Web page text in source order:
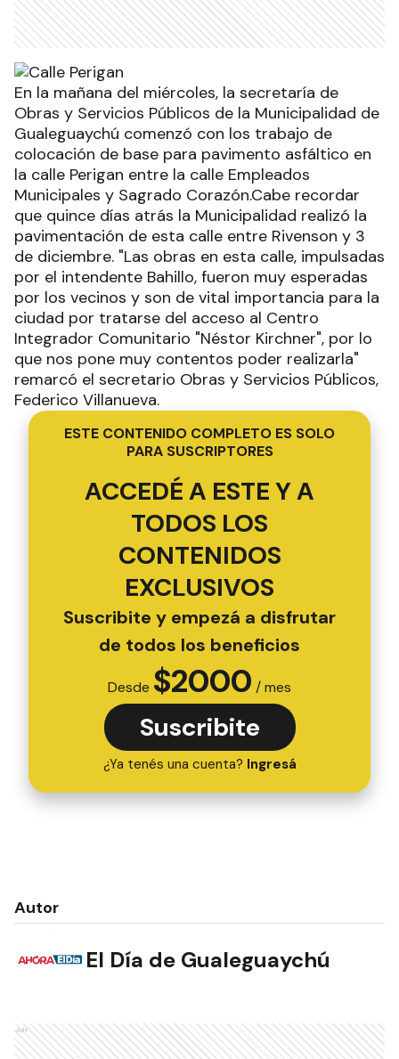
En la mañana del miércoles, la secretaría de
Obras y Servicios Públicos de la Municipalidad de
Gualeguaychú comenzó con los trabajo de
colocación de base para pavimento asfáltico en
la calle Perigan entre la calle Empleados
Municipales y Sagrado Corazón.Cabe recordar
que quince días atrás la Municipalidad realizó la
pavimentación de esta calle entre Rivenson y 3
de diciembre. "Las obras en esta calle, impulsadas
por el intendente Bahillo, fueron muy esperadas
por los vecinos y son de vital importancia para la
ciudad por tratarse del acceso al Centro
Integrador Comunitario "Néstor Kirchner", por lo
que nos pone muy contentos poder realizarla"
remarcó el secretario Obras y Servicios Públicos,
Federico Villanueva.
ESTE CONTENIDO COMPLETO ES SOLO
PARA SUSCRIPTORES
ACCEDÉ A ESTE Y A
TODOS LOS
CONTENIDOS
EXCLUSIVOS
Suscribite y empezá a disfrutar
de todos los beneficios
Desde $2000 / mes
Suscribite
¿Ya tenés una cuenta? Ingresá
Autor
El Día de Gualeguaychú
Ads